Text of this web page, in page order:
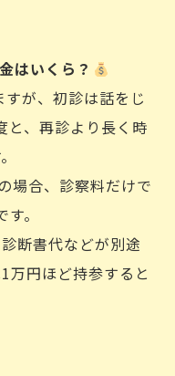
はいくら？
が、初診は話をじ
と、再診より長く時
場合、診察料だけで
。
断書代などが別途
万円ほど持参すると